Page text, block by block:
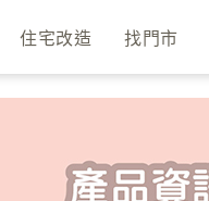
住宅改造 找門市